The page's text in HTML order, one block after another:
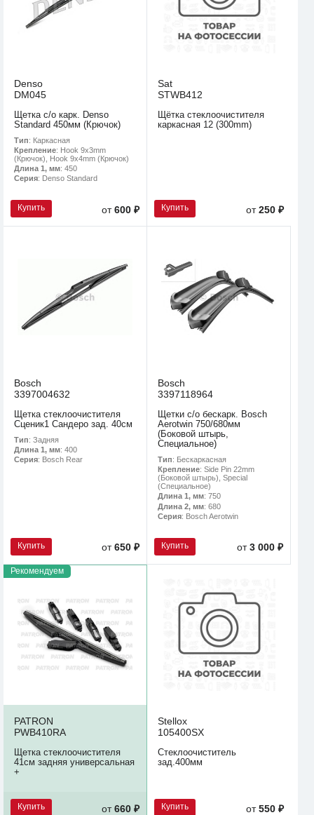
Denso
DM045
Щетка с/о карк. Denso
Standard 450мм (Крючок)
Тип: Каркасная
Крепление: Hook 9x3mm
(Крючок), Hook 9x4mm (Крючок)
Длина 1, мм: 450
Серия: Denso Standard
Купить от600 ₽
Sat
STWB412
Щётка стеклоочистителя
каркасная 12 (300mm)
Купить от250 ₽
Bosch
3397004632
Щетка стеклоочистителя
Сценик1 Сандеро зад. 40см
Тип: Задняя
Длина 1, мм: 400
Серия: Bosch Rear
Купить от650 ₽
Bosch
3397118964
Щетки с/о бескарк. Bosch
Aerotwin 750/680мм
(Боковой штырь,
Специальное)
Тип: Бескаркасная
Крепление: Side Pin 22mm
(Боковой штырь), Special
(Специальное)
Длина 1, мм: 750
Длина 2, мм: 680
Серия: Bosch Aerotwin
Купить от3 000 ₽
Рекомендуем
PATRON
PWB410RA
Щетка стеклоочистителя
41см задняя универсальная
+
Купить от660 ₽
Stellox
105400SX
Стеклоочиститель
зад.400мм
Купить от550 ₽